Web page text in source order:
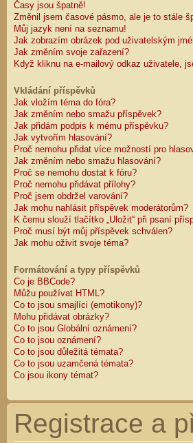
Časy jsou špatně!
Změnil jsem časové pásmo, ale je to stále
Můj jazyk není na seznamu!
Jak zobrazím obrázek pod uživatelským
Jak změním svoje zařazení?
Když kliknu na e-mailový odkaz uživatele,
Vkládání příspěvků
Jak vložím téma do fóra?
Jak změním nebo smažu příspěvek?
Jak přidám podpis k mému příspěvku?
Jak vytvořím hlasování?
Proč nemohu přidat více možností pro
Jak změním nebo smažu hlasování?
Proč se nemohu dostat k fóru?
Proč nemohu přidávat přílohy?
Proč jsem obdržel varování?
Jak mohu nahlásit příspěvek moderátorům?
K čemu slouží tlačítko „Uložit“ při psaní
Proč musí být můj příspěvek schválen?
Jak mohu oživit svoje téma?
Formátování a typy příspěvků
Co je BBCode?
Můžu používat HTML?
Co to jsou smajlíci (emotikony)?
Mohu přidávat obrázky?
Co to jsou Globální oznámení?
Co to jsou oznámení?
Co to jsou důležitá témata?
Co to jsou uzamčená témata?
Co jsou ikony témat?
Registrace a